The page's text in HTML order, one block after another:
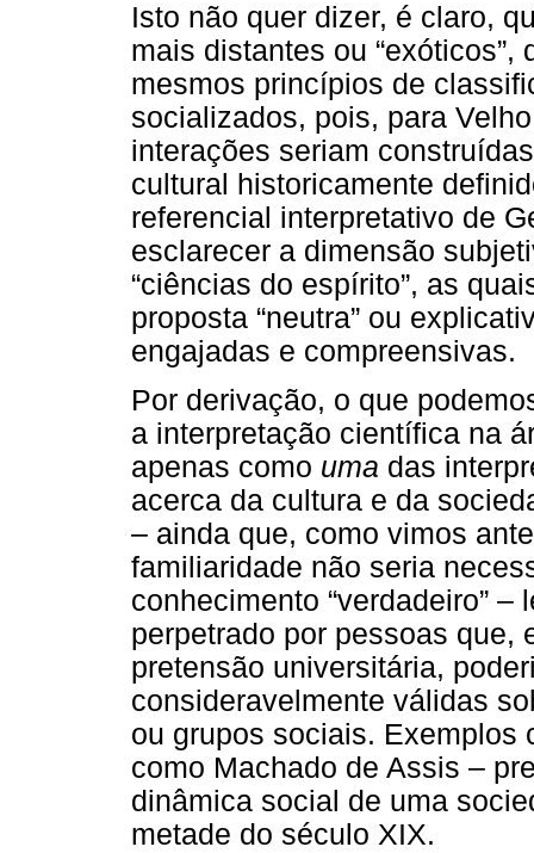
Isto não quer dizer, é claro,
mais distantes ou
mesmos princípios de
socializados, pois, para
interações seriam
cultural historicamente
referencial interpretativo de
esclarecer a dimensão
“ciências do espírito”, as
proposta “neutra” ou
engajadas e compreensivas.
Por derivação, o que
a interpretação científica na
apenas como uma das
acerca da cultura e da
– ainda que, como vimos
familiaridade não seria
conhecimento “verdadeiro”
perpetrado por pessoas que,
pretensão universitária,
consideravelmente válidas
ou grupos sociais. Exemplos
como Machado de Assis –
dinâmica social de uma
metade do século XIX.